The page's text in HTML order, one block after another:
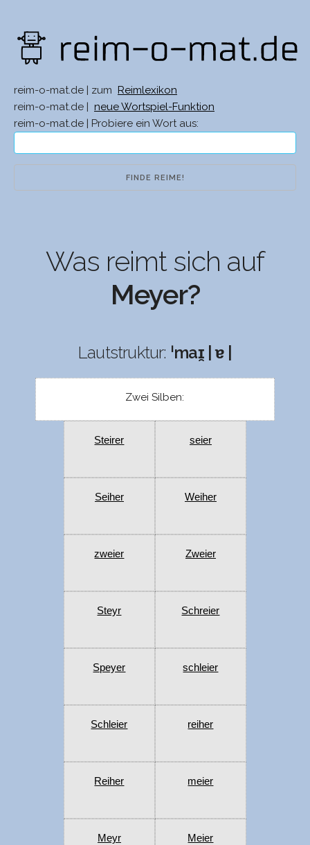
reim-o-mat.de | zum
Reimlexikon
reim-o-mat.de |
neue Wortspiel-Funktion
reim-o-mat.de | Probiere ein Wort aus:
Was reimt sich auf
Meyer?
Lautstruktur: ˈmaɪ̯ | ɐ |
Zwei Silben:
Steirer seier
Seiher Weiher
zweier Zweier
Steyr Schreier
Speyer schleier
Schleier reiher
Reiher meier
Meyr Meier